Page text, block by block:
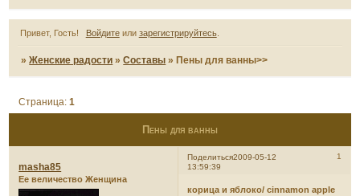
Привет, Гость! Войдитеили зарегистрируйтесь.
»Женские радости »Составы » Пены для ванны>>
Пены для ванны
Страница:1
Поделиться 1
2009-05-12
13:59:39
masha85
Ее величество Женщина
корица и яблоко/ cinnamon apple